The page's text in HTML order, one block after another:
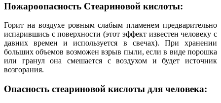
Пожароопасность Стеариновой кислоты:
Горит на воздухе ровным слабым пламенем предварительно
испарившись с поверхности (этот эффект известен человеку с
давних времен и используется в свечах). При хранении
больших объемов возможен взрыв пыли, если в виде порошка
или гранул она смешается с воздухом и будет источник
возгорания.
Опасность стеариновой кислоты для человека: